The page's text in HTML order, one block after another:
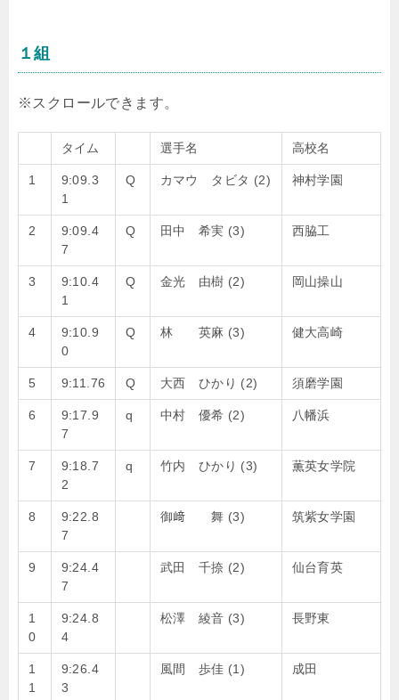
１組
タイム 選手名 高校名
1
9:09.3
1
Q カマウ タビタ (2) 神村学園
2
9:09.4
7
Q 田中 希実 (3) 西脇工
3
9:10.4
1
Q 金光 由樹 (2) 岡山操山
4
9:10.9
0
Q 林 英麻 (3) 健大高崎
5 9:11.76 Q 大西 ひかり (2) 須磨学園
6
9:17.9
7
q 中村 優希 (2) 八幡浜
7
9:18.7
2
q 竹内 ひかり (3) 薫英女学院
8
9:22.8
7
御﨑 舞 (3) 筑紫女学園
9
9:24.4
7
武田 千捺 (2) 仙台育英
1
0
9:24.8
4
松澤 綾音 (3) 長野東
1
1
9:26.4
3
風間 歩佳 (1) 成田